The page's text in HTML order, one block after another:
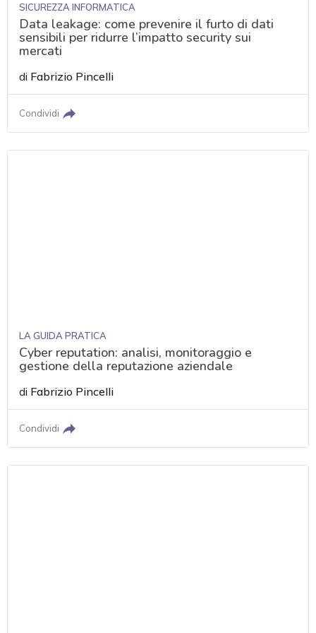
SICUREZZA INFORMATICA
Data leakage: come prevenire il furto di dati
sensibili per ridurre l’impatto security sui
mercati
di Fabrizio Pincelli
Condividi
LA GUIDA PRATICA
Cyber reputation: analisi, monitoraggio e
gestione della reputazione aziendale
di Fabrizio Pincelli
Condividi